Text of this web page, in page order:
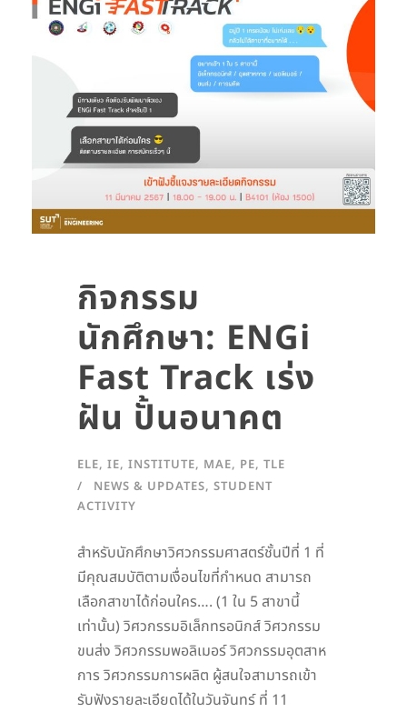
กิจกรรม
นักศึกษา: ENGi
Fast Track เร่ง
ฝัน ปั้นอนาคต
ELE, IE, INSTITUTE, MAE, PE, TLE
NEWS & UPDATES, STUDENT
ACTIVITY
สำหรับนักศึกษาวิศวกรรมศาสตร์ชั้นปีที่ 1 ที่
มีคุณสมบัติตามเงื่อนไขที่กำหนด สามารถ
เลือกสาขาได้ก่อนใคร…. (1 ใน 5 สาขานี้
เท่านั้น) วิศวกรรมอิเล็กทรอนิกส์ วิศวกรรม
ขนส่ง วิศวกรรมพอลิเมอร์ วิศวกรรมอุตสาห
การ วิศวกรรมการผลิต ผู้สนใจสามารถเข้า
รับฟังรายละเอียดได้ในวันจันทร์ ที่ 11